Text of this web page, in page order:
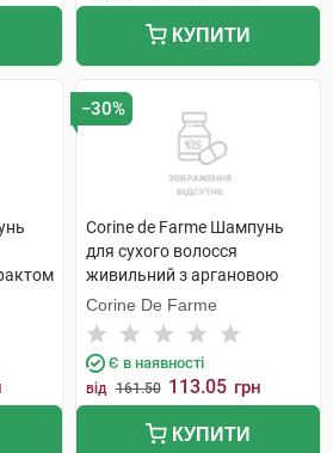
КУПИТИ
−30%
Corine de Farme Шампунь
для сухого волосся
живильний з аргановою
олією 750 мл 1 флакон
Corine De Farme
Є в наявності
від 161.50 113.05 грн
КУПИТИ